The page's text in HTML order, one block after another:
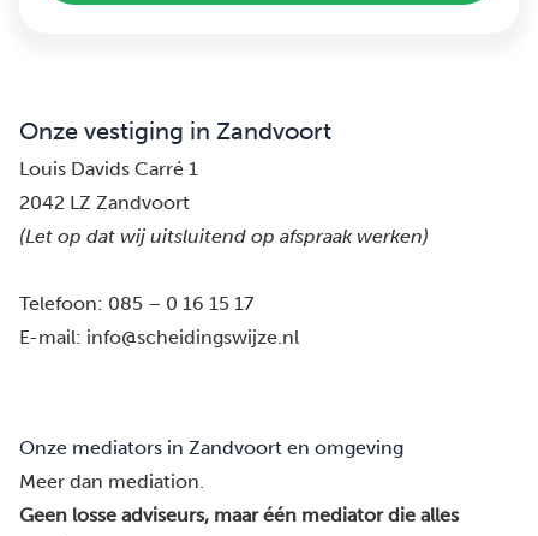
Onze vestiging in Zandvoort
Louis Davids Carré 1
2042 LZ Zandvoort
(Let op dat wij uitsluitend op afspraak werken)
Telefoon: 085 – 0 16 15 17
E-mail: info@scheidingswijze.nl
Onze mediators in Zandvoort en omgeving
Meer dan mediation.
Geen losse adviseurs, maar één mediator die alles